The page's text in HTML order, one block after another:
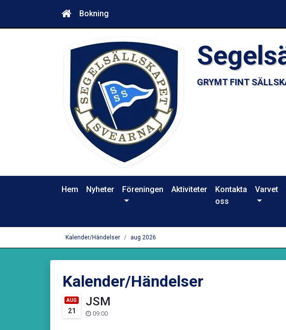
Bokning
GRYMT FINT
Hem Nyheter Föreningen Aktiviteter
Kontakta
oss
Varvet
Kalender/Händelser aug 2026
Kalender/Händelser
AUG
21
JSM
09:00